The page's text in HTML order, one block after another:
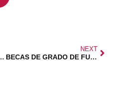
PARLAMENTARIOS
NEXT
BECAS DE GRADO DE FUNDACIÓN CAIXA